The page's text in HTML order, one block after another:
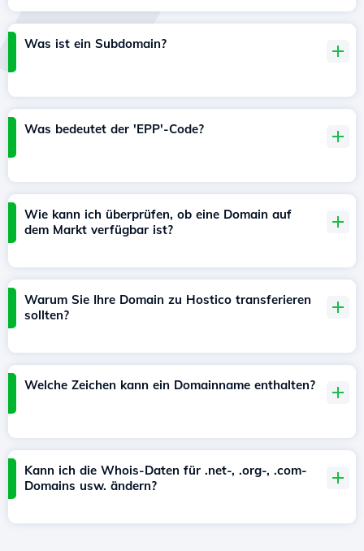
Was ist ein Subdomain?
Was bedeutet der 'EPP'-Code?
Wie kann ich überprüfen, ob eine Domain auf
dem Markt verfügbar ist?
Warum Sie Ihre Domain zu Hostico transferieren
sollten?
Welche Zeichen kann ein Domainname enthalten?
Kann ich die Whois-Daten für .net-, .org-, .com-
Domains usw. ändern?